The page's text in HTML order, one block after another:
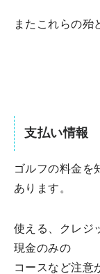
またこれらの殆
支払い情報
ゴルフの料金を
あります。
使える、クレジ
現金のみの
コースなど注意